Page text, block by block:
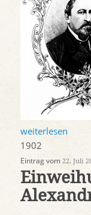
weiterlesen
1902
Eintrag vom 22. Juli